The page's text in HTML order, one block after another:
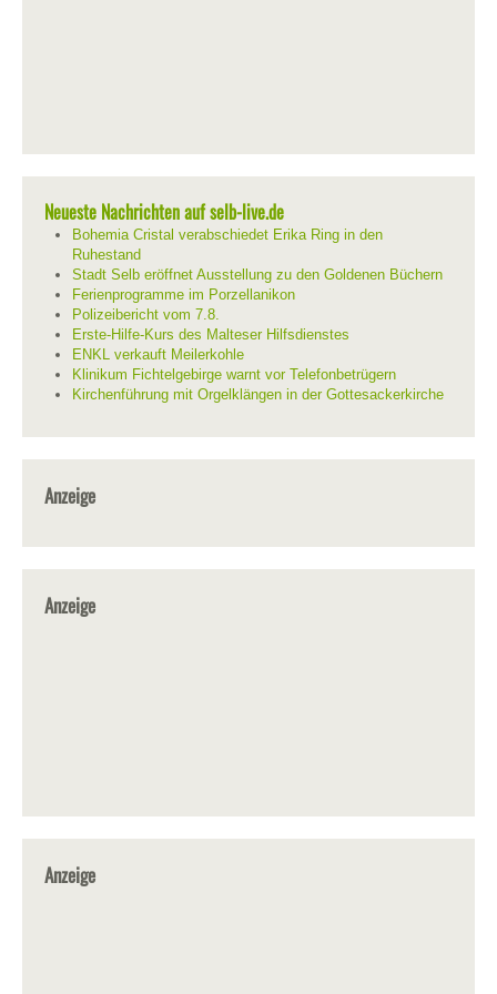
Neueste Nachrichten auf selb-live.de
Bohemia Cristal verabschiedet Erika Ring in den
Ruhestand
Stadt Selb eröffnet Ausstellung zu den Goldenen Büchern
Ferienprogramme im Porzellanikon
Polizeibericht vom 7.8.
Erste-Hilfe-Kurs des Malteser Hilfsdienstes
ENKL verkauft Meilerkohle
Klinikum Fichtelgebirge warnt vor Telefonbetrügern
Kirchenführung mit Orgelklängen in der Gottesackerkirche
Anzeige
Anzeige
Anzeige